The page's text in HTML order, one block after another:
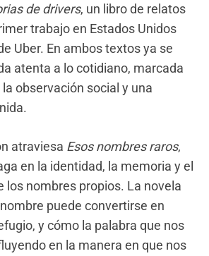
de drivers, un libro de relatos
trabajo en Estados Unidos
Uber. En ambos textos ya se
atenta a lo cotidiano, marcada
observación social y una
atraviesa Esos nombres raros,
en la identidad, la memoria y el
los nombres propios. La novela
puede convertirse en
y cómo la palabra que nos
en la manera en que nos